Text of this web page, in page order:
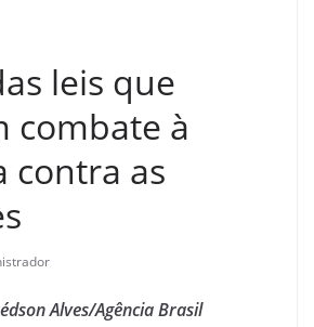
leis que
combate à
contra as
Alves/Agência Brasil